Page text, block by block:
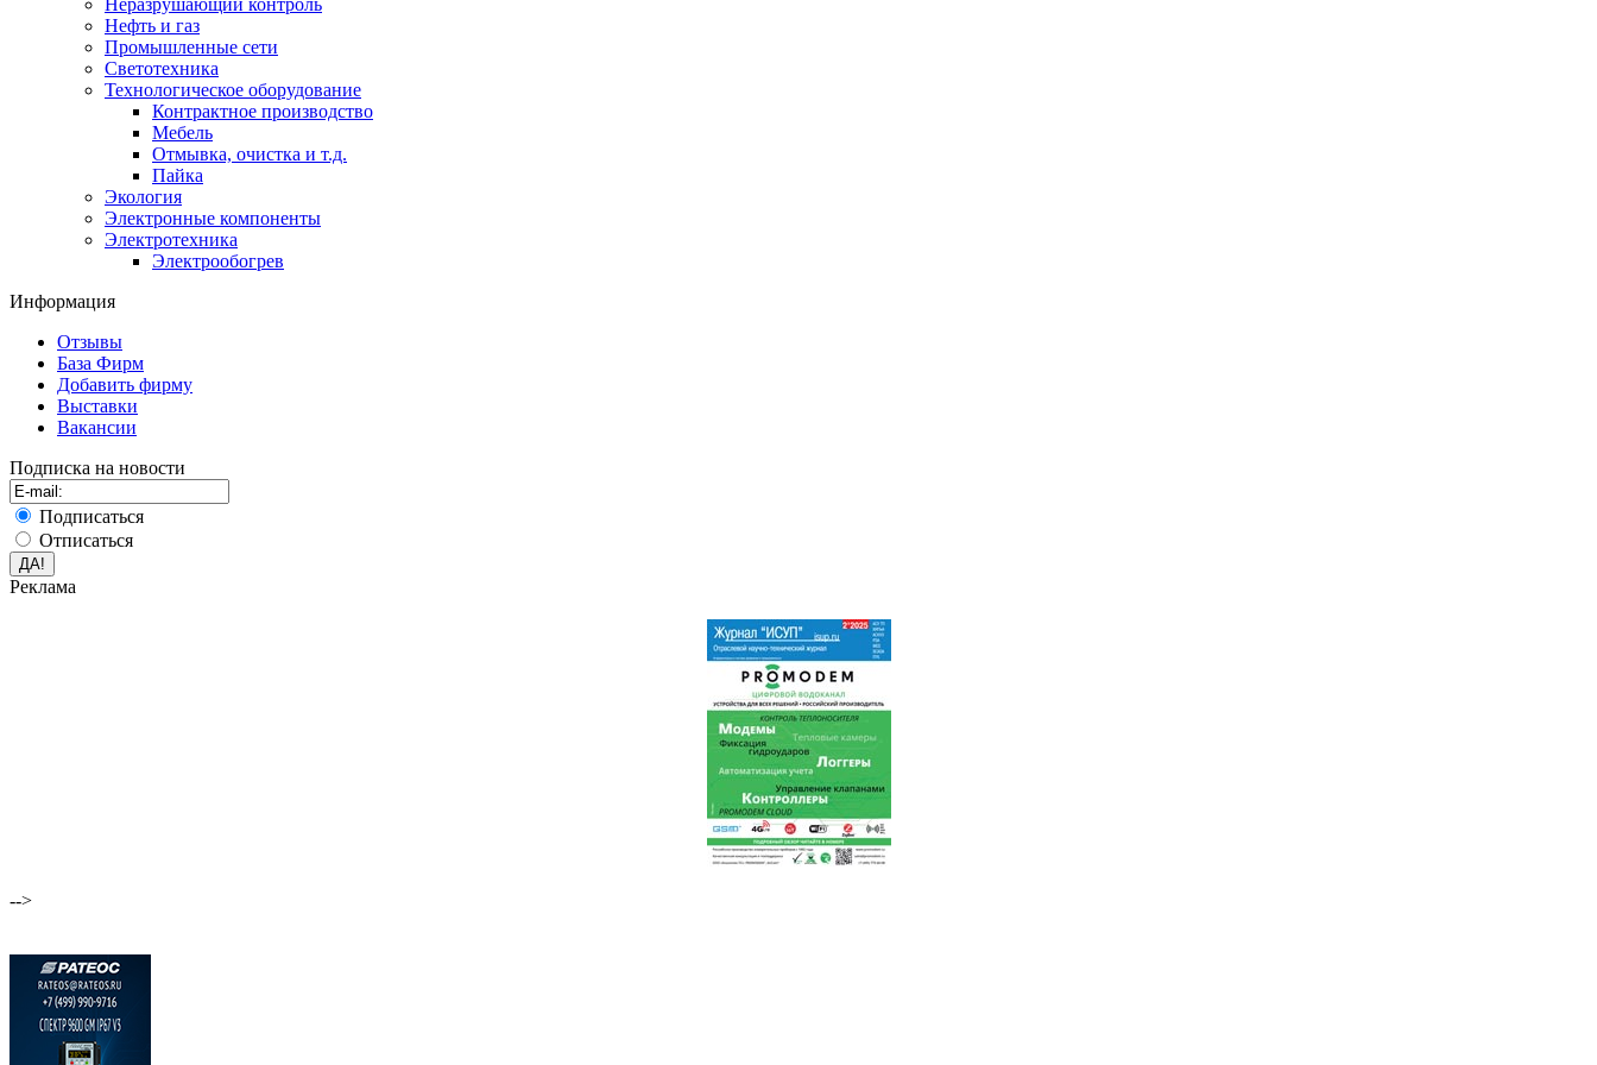
Неразрушающий контроль
Нефть и газ
Промышленные сети
Светотехника
Технологическое оборудование
Контрактное производство
Мебель
Отмывка, очистка и т.д.
Пайка
Экология
Электронные компоненты
Электротехника
Электрообогрев
Информация
Отзывы
База Фирм
Добавить фирму
Выставки
Вакансии
Подписка на новости
Подписаться
Отписаться
Реклама
-->